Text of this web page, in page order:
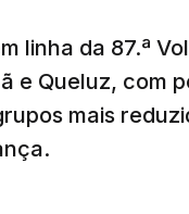
tem início às
está marcada
Europa já está o
linha da 87.ª
e Queluz, com
mais